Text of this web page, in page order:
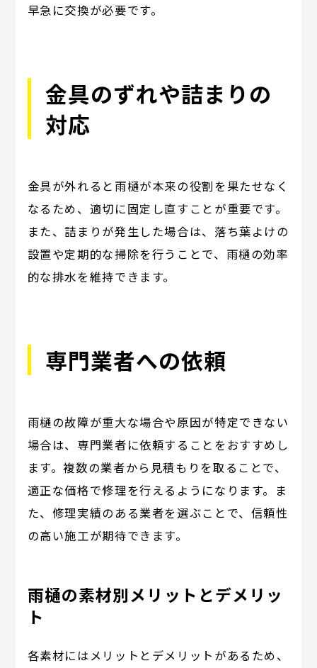
早急に交換が必要です。
金具のずれや詰まりの
対応
金具が外れると雨樋が本来の役割を果たせなく
なるため、適切に固定し直すことが重要です。
また、詰まりが発生した場合は、落ち葉よけの
設置や定期的な掃除を行うことで、雨樋の効率
的な排水を維持できます。
専門業者への依頼
雨樋の故障が重大な場合や原因が特定できない
場合は、専門業者に依頼することをおすすめし
ます。複数の業者から見積もりを取ることで、
適正な価格で修理を行えるようになります。ま
た、修理実績のある業者を選ぶことで、信頼性
の高い施工が期待できます。
雨樋の素材別メリットとデメリッ
ト
各素材にはメリットとデメリットがあるため、